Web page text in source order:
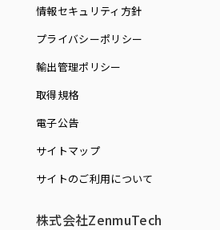
情報セキュリティ方針
プライバシーポリシー
輸出管理ポリシー
取得規格
電子公告
サイトマップ
サイトのご利用について
株式会社ZenmuTech